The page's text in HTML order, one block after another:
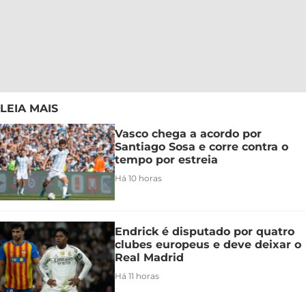
LEIA MAIS
Vasco chega a acordo por
Santiago Sosa e corre contra o
tempo por estreia
Há 10 horas
Endrick é disputado por quatro
clubes europeus e deve deixar o
Real Madrid
Há 11 horas